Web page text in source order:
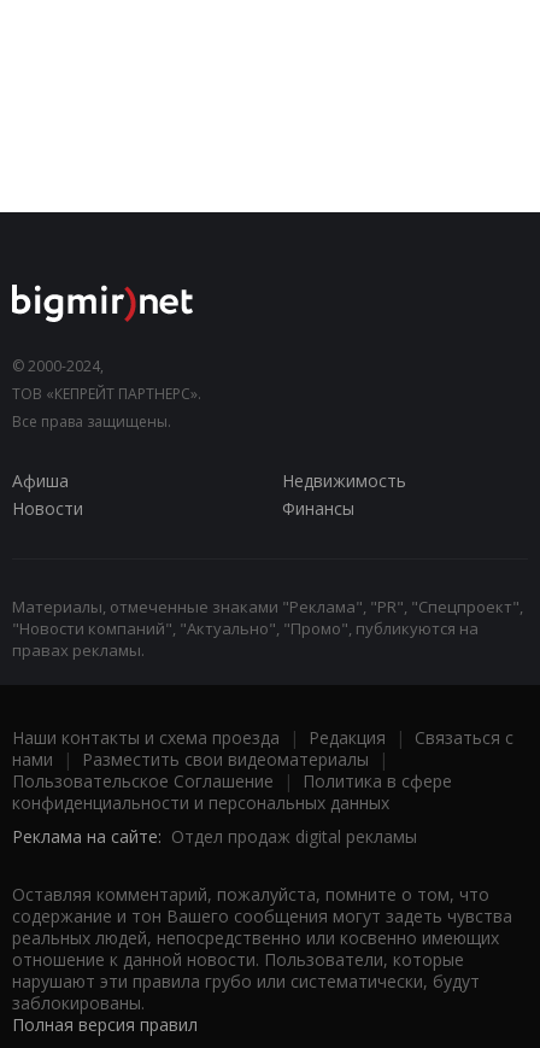
© 2000-2024,
ТОВ «КЕПРЕЙТ ПАРТНЕРС».
Все права защищены.
Афиша
Недвижимость
Новости
Финансы
Материалы, отмеченные знаками "Реклама", "PR", "Спецпроект",
"Новости компаний", "Актуально", "Промо", публикуются на
правах рекламы.
Наши контакты и схема проезда | Редакция | Связаться с
нами | Разместить свои видеоматериалы |
Пользовательское Соглашение |
Политика в сфере
конфиденциальности и персональных данных
Реклама на сайте: Отдел продаж digital рекламы
Оставляя комментарий, пожалуйста, помните о том, что
содержание и тон Вашего сообщения могут задеть чувства
реальных людей, непосредственно или косвенно имеющих
отношение к данной новости. Пользователи, которые
нарушают эти правила грубо или систематически, будут
заблокированы.
Полная версия правил